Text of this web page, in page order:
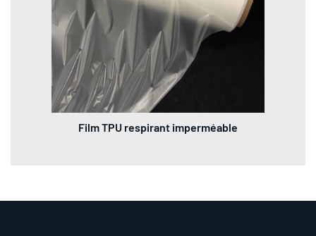
Film TPU respirant imperméable